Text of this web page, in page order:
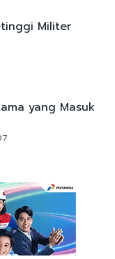
Militer
yang Masuk